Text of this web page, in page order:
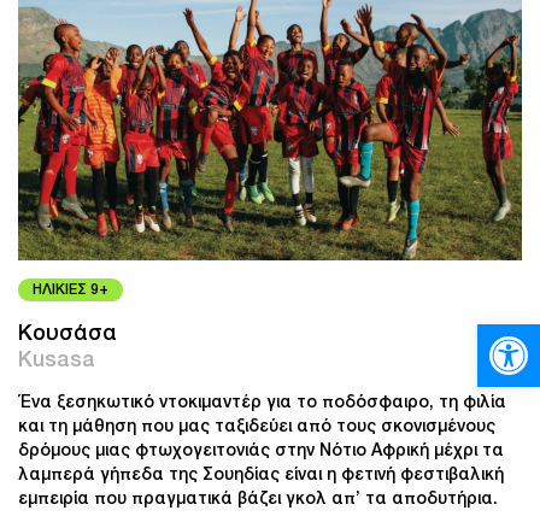
ΗΛΙΚΙΕΣ 9+
Koυσάσα
Kusasa
Ένα ξεσηκωτικό ντοκιμαντέρ για το ποδόσφαιρο, τη φιλία
και τη μάθηση που μας ταξιδεύει από τους σκονισμένους
δρόμους μιας φτωχογειτονιάς στην Νότιο Αφρική μέχρι τα
λαμπερά γήπεδα της Σουηδίας είναι η φετινή φεστιβαλική
εμπειρία που πραγματικά βάζει γκολ απ’ τα αποδυτήρια.